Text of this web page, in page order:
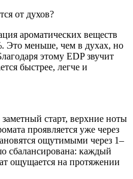
от духов?
ароматических веществ
Это меньше, чем в духах, но
этому EDP звучит
быстрее, легче и
старт, верхние ноты
проявляется уже через
ощутимыми через 1–
сбалансирована: каждый
ощущается на протяжении